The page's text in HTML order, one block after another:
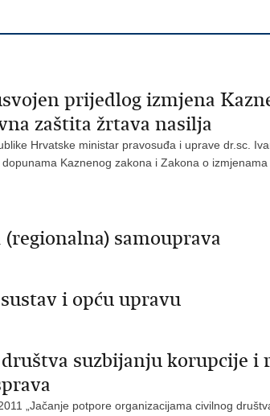
prijedlog izmjena
zaštita žrtava nasilja
Hrvatske ministar pravosuđa i uprave dr.sc.
Kaznenog zakona i Zakona o
samouprava
i opću upravu
suzbijanju korupcije i
„Jačanje potpore organizacijama civilnog